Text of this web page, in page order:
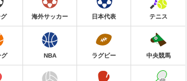
海外サッカー 日本代表 テニス
グ NBA ラグビー 中央競馬